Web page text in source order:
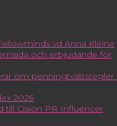
vd Anna Kleine
och erbjudande för
om penningtvättsregler
2026
till Cision PR Influencer